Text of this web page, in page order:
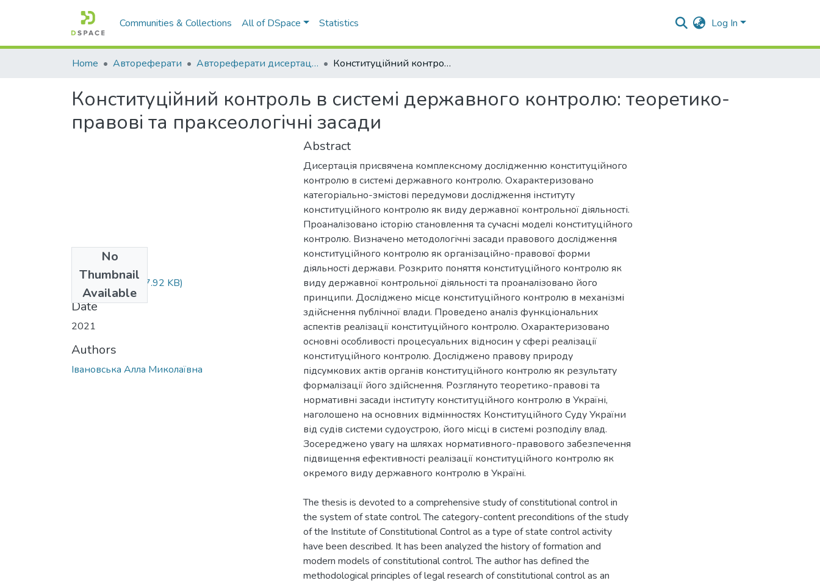
Communities & Collections All of DSpace Statistics Log In
Home Автореферати Автореферати дисертацій Конституційний контроль в системі державного контролю: теоретико-правові та праксеологічні засади
Конституційний контроль в системі державного контролю: теоретико-
правові та праксеологічні засади
No
Thumbnail
Available
download.pdf(517.92 KB)
Date
2021
Authors
Івановська Алла Миколаївна
Abstract
Дисертація присвячена комплексному дослідженню конституційного
контролю в системі державного контролю. Охарактеризовано
категоріально-змістові передумови дослідження інституту
конституційного контролю як виду державної контрольної діяльності.
Проаналізовано історію становлення та сучасні моделі конституційного
контролю. Визначено методологічні засади правового дослідження
конституційного контролю як організаційно-правової форми
діяльності держави. Розкрито поняття конституційного контролю як
виду державної контрольної діяльності та проаналізовано його
принципи. Досліджено місце конституційного контролю в механізмі
здійснення публічної влади. Проведено аналіз функціональних
аспектів реалізації конституційного контролю. Охарактеризовано
основні особливості процесуальних відносин у сфері реалізації
конституційного контролю. Досліджено правову природу
підсумкових актів органів конституційного контролю як результату
формалізації його здійснення. Розглянуто теоретико-правові та
нормативні засади інституту конституційного контролю в Україні,
наголошено на основних відмінностях Конституційного Суду України
від судів системи судоустрою, його місці в системі розподілу влад.
Зосереджено увагу на шляхах нормативного-правового забезпечення
підвищення ефективності реалізації конституційного контролю як
окремого виду державного контролю в Україні.
The thesis is devoted to a comprehensive study of constitutional control in
the system of state control. The category-content preconditions of the study
of the Institute of Constitutional Control as a type of state control activity
have been described. It has been analyzed the history of formation and
modern models of constitutional control. The author has defined the
methodological principles of legal research of constitutional control as an